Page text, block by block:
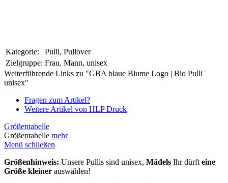
Kategorie:
Pulli, Pullover
Zielgruppe: Frau, Mann, unisex
Weiterführende Links zu "GBA blaue Blume Logo | Bio Pulli
unisex"
Fragen zum Artikel?
Weitere Artikel von HLP Druck
Größentabelle
Größentabelle mehr
Menü schließen
Größenhinweis: Unsere Pullis sind unisex, Mädels Ihr dürft eine
Größe kleiner auswählen!